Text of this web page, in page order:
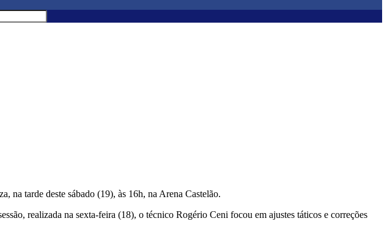
na tarde deste sábado (19), às 16h, na Arena Castelão.
realizada na sexta-feira (18), o técnico Rogério Ceni focou em ajustes táticos e correções